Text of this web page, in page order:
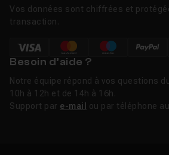
Vos données sont chiffrées et
transaction.
Besoin d’aide ?
Notre équipe répond à vos questions
10h à 12h et de 14h à 16h.
Support par e-mail ou par téléphone au